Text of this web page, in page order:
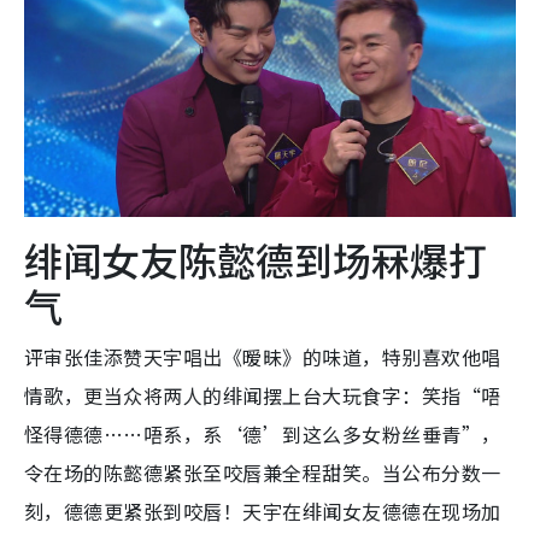
绯闻女友陈懿德到场冧爆打
气
评审张佳添赞天宇唱出《暧昧》的味道，特别喜欢他唱
情歌，更当众将两人的绯闻摆上台大玩食字：笑指“唔
怪得德德……唔系，系‘德’到这么多女粉丝垂青”，
令在场的陈懿德紧张至咬唇兼全程甜笑。当公布分数一
刻，德德更紧张到咬唇！天宇在绯闻女友德德在现场加